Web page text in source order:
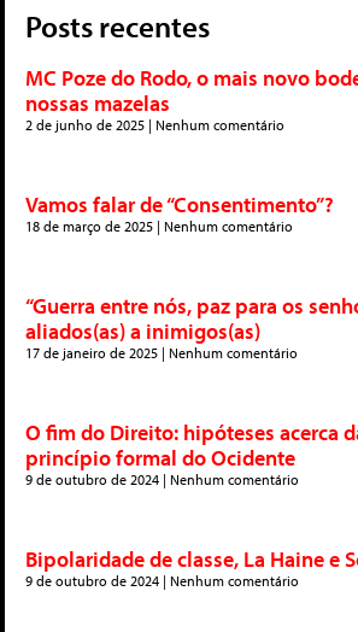
Posts recentes
MC Poze do Rodo, o mais novo
nossas mazelas
2 de junho de 2025 Nenhum comentário
Vamos falar de “Consentimento”?
18 de março de 2025 Nenhum comentário
“Guerra entre nós, paz para os
aliados(as) a inimigos(as)
17 de janeiro de 2025 Nenhum comentário
O fim do Direito: hipóteses acerca
princípio formal do Ocidente
9 de outubro de 2024 Nenhum comentário
Bipolaridade de classe, La Haine e
9 de outubro de 2024 Nenhum comentário